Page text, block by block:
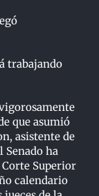
trabajando
que asumió
asistente de
Senado ha
Superior
calendario